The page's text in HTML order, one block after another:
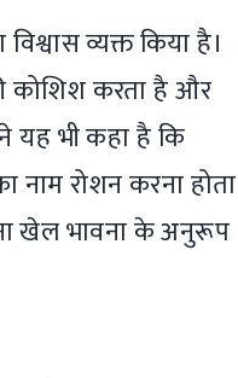
व्यक्त किया है।
कोशिश करता है और
यह भी कहा है कि
नाम रोशन करना होता
खेल भावना के अनुरूप